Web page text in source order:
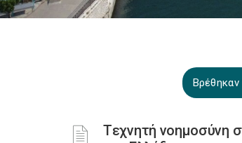
Βρέθηκαν
Tεχνητή νοημοσύνη